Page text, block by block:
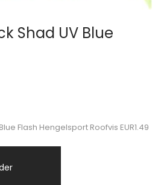
Shad UV Blue
Flash Hengelsport Roofvis EUR1.49